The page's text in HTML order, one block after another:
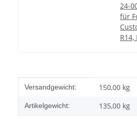
24-
für
R14,
Produkteigenschaft
Wert
Versandgewicht: 150,00 kg
Artikelgewicht: 135,00 kg